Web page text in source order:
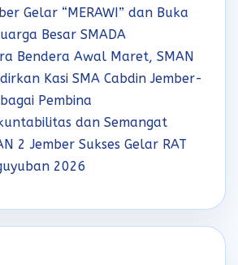
Gelar “MERAWI” dan Buka
Besar SMADA
Bendera Awal Maret, SMAN
Kasi SMA Cabdin Jember-
Pembina
dan Semangat
2 Jember Sukses Gelar RAT
2026